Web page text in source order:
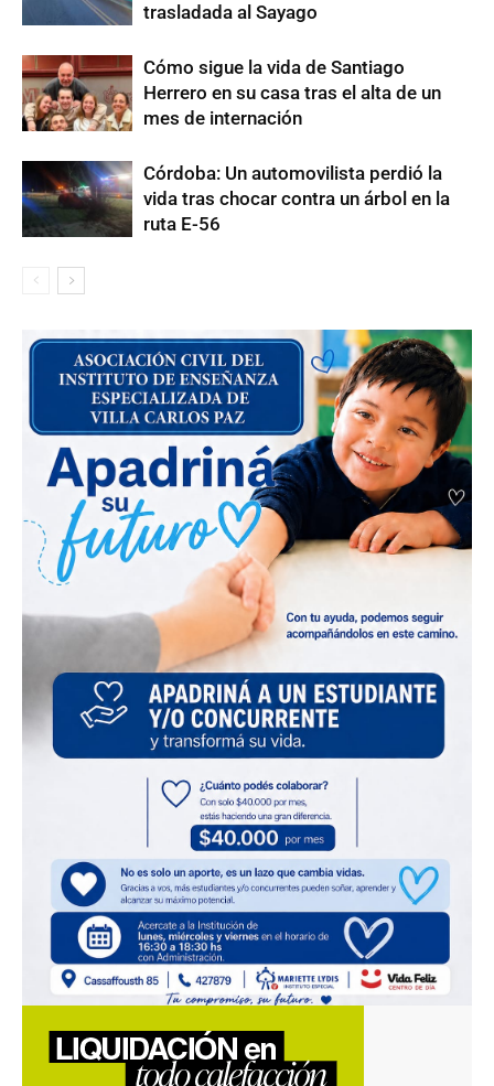
trasladada al Sayago
Cómo sigue la vida de Santiago
Herrero en su casa tras el alta de un
mes de internación
Córdoba: Un automovilista perdió la
vida tras chocar contra un árbol en la
ruta E-56